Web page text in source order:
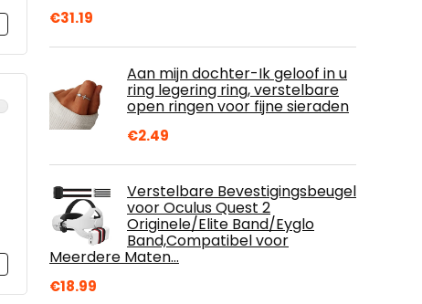
€31.19
Aan mijn dochter-Ik geloof in u
ring legering ring, verstelbare
open ringen voor fijne sieraden
€2.49
Verstelbare Bevestigingsbeugel
voor Oculus Quest 2
Originele/Elite Band/Eyglo
Band,Compatibel voor
Meerdere Maten…
€18.99